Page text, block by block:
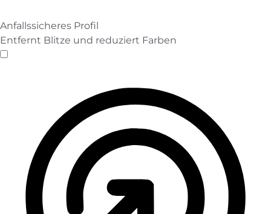
Anfallssicheres Profil
Entfernt Blitze und reduziert Farben
Anfallssicheres Profil